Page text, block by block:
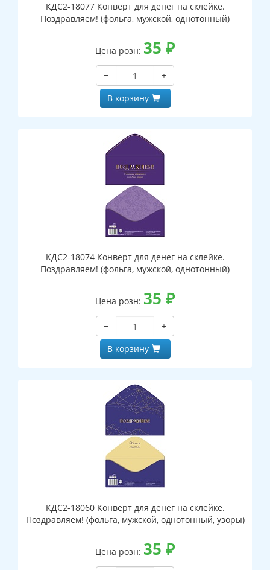
КДС2-18077 Конверт для денег на склейке.
Поздравляем! (фольга, мужской, однотонный)
Цена розн: 35 ₽
−
+
В корзину
КДС2-18074 Конверт для денег на склейке.
Поздравляем! (фольга, мужской, однотонный)
Цена розн: 35 ₽
−
+
В корзину
КДС2-18060 Конверт для денег на склейке.
Поздравляем! (фольга, мужской, однотонный, узоры)
Цена розн: 35 ₽